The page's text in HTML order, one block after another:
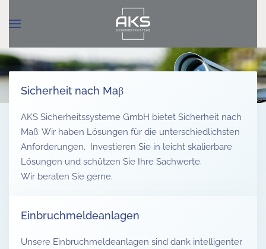
Zum Hauptinhalt springen
Sicherheit nach Maβ
AKS Sicherheitssysteme GmbH bietet Sicherheit nach
Maß. Wir haben Lösungen für die unterschiedlichsten
Anforderungen. Investieren Sie in leicht skalierbare
Lösungen und schützen Sie Ihre Sachwerte.
Wir beraten Sie gerne.
Einbruchmeldeanlagen
Unsere Einbruchmeldeanlagen sind dank intelligenter